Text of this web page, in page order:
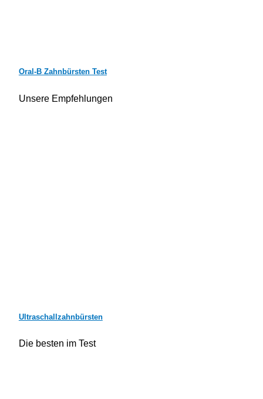
Oral-B Zahnbürsten Test
Unsere Empfehlungen
Ultraschallzahnbürsten
Die besten im Test